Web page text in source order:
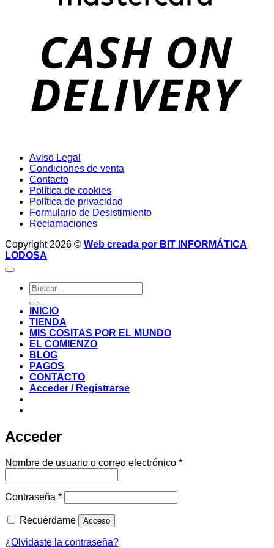
Aviso Legal
Condiciones de venta
Contacto
Política de cookies
Política de privacidad
Formulario de Desistimiento
Reclamaciones
Copyright 2026 © Web creada por BIT INFORMÁTICA
LODOSA
Buscar
por:
INICIO
TIENDA
MIS COSITAS POR EL MUNDO
EL COMIENZO
BLOG
PAGOS
CONTACTO
Acceder / Registrarse
Acceder
Nombre de usuario o correo electrónico *Obligatorio
Contraseña *Obligatorio
Recuérdame Acceso
¿Olvidaste la contraseña?